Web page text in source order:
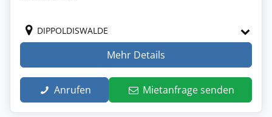
DIPPOLDISWALDE
Mehr Details
Anrufen Mietanfrage senden